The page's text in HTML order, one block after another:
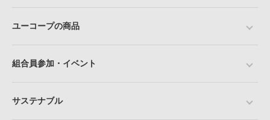
ユーコープの商品
組合員参加・イベント
サステナブル